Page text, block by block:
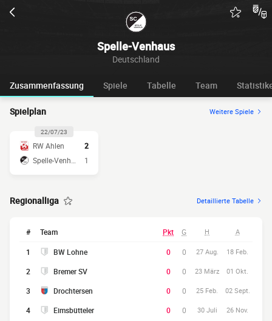
Spelle-Venhaus
Deutschland
Zusammenfassung Spiele Tabelle Team
Spielplan Weitere Spiele
22/07/23
RW Ahlen
2
1
Regionalliga Detaillierte Tabelle
# Team Pkt G H A
1 BW Lohne 0 0 27 Aug. 18 Feb.
2 Bremer SV 0 0 23 März 01 Okt.
3 Drochtersen 0 0 25 Feb. 02 Sept.
4 Eimsbütteler 0 0 30 Juli 26 Nov.